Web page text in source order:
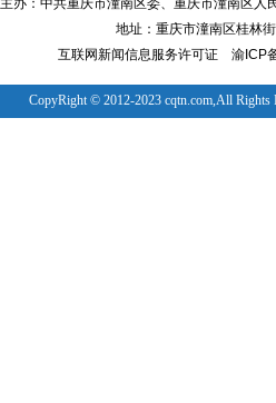
主办：中共重庆市潼南区委、重庆市潼南区
地址：重庆市潼南区桂林
互联网新闻信息服务许可证
渝ICP
CopyRight © 2012-2023 cqtn.com,All Rights